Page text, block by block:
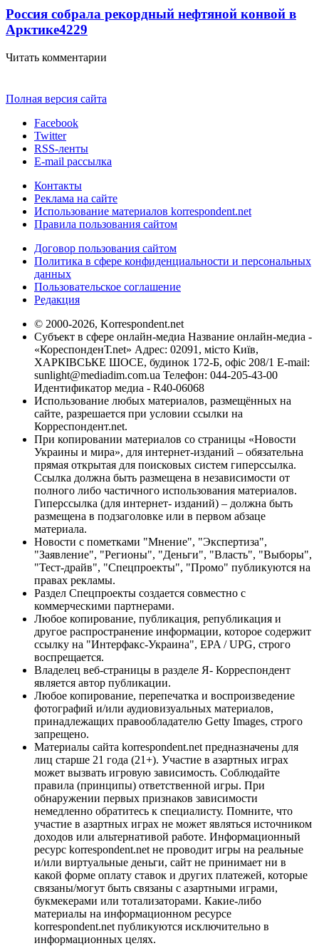
Россия собрала рекордный нефтяной конвой в
Арктике4229
Читать комментарии
Полная версия сайта
Facebook
Twitter
RSS-ленты
E-mail рассылка
Контакты
Реклама на сайте
Использование материалов korrespondent.net
Правила пользования сайтом
Договор пользования сайтом
Политика в сфере конфиденциальности и персональных
данных
Пользовательское соглашение
Редакция
© 2000-2026, Korrespondent.net
Субъект в сфере онлайн-медиа Название онлайн-медиа -
«КореспонденТ.net» Адрес: 02091, місто Київ,
ХАРКІВСЬКЕ ШОСЕ, будинок 172-Б, офіс 208/1 E-mail:
sunlight@mediadim.com.ua Телефон: 044-205-43-00
Идентификатор медиа - R40-06068
Использование любых материалов, размещённых на
сайте, разрешается при условии ссылки на
Корреспондент.net.
При копировании материалов со страницы «Новости
Украины и мира», для интернет-изданий – обязательна
прямая открытая для поисковых систем гиперссылка.
Ссылка должна быть размещена в независимости от
полного либо частичного использования материалов.
Гиперссылка (для интернет- изданий) – должна быть
размещена в подзаголовке или в первом абзаце
материала.
Новости с пометками "Мнение", "Экспертиза",
"Заявление", "Регионы", "Деньги", "Власть", "Выборы",
"Тест-драйв", "Спецпроекты", "Промо" публикуются на
правах рекламы.
Раздел Спецпроекты создается совместно с
коммерческими партнерами.
Любое копирование, публикация, републикация и
другое распространение информации, которое содержит
ссылку на "Интерфакс-Украина", EPA / UPG, строго
воспрещается.
Владелец веб-страницы в разделе Я- Корреспондент
является автор публикации.
Любое копирование, перепечатка и воспроизведение
фотографий и/или аудиовизуальных материалов,
принадлежащих правообладателю Getty Images, строго
запрещено.
Материалы сайта korrespondent.net предназначены для
лиц старше 21 года (21+). Участие в азартных играх
может вызвать игровую зависимость. Соблюдайте
правила (принципы) ответственной игры. При
обнаружении первых признаков зависимости
немедленно обратитесь к специалисту. Помните, что
участие в азартных играх не может являться источником
доходов или альтернативой работе. Информационный
ресурс korrespondent.net не проводит игры на реальные
и/или виртуальные деньги, сайт не принимает ни в
какой форме оплату ставок и других платежей, которые
связаны/могут быть связаны с азартными играми,
букмекерами или тотализаторами. Какие-либо
материалы на информационном ресурсе
korrespondent.net публикуются исключительно в
информационных целях.